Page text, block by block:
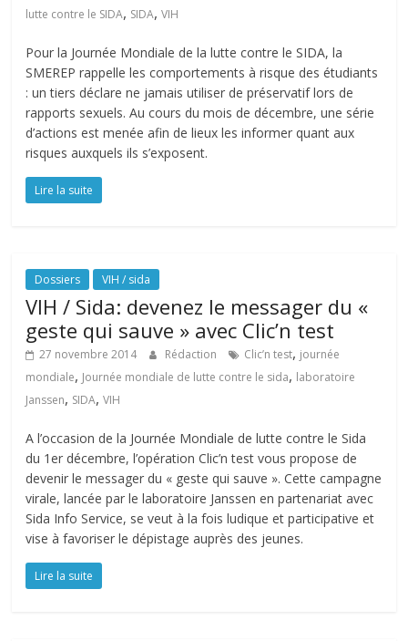
lutte contre le SIDA, SIDA,VIH
Pour la Journée Mondiale de la lutte contre le SIDA, la
SMEREP rappelle les comportements à risque des étudiants
: un tiers déclare ne jamais utiliser de préservatif lors de
rapports sexuels. Au cours du mois de décembre, une série
d’actions est menée afin de lieux les informer quant aux
risques auxquels ils s’exposent.
Lire la suite
Dossiers VIH / sida
VIH / Sida: devenez le messager du «
geste qui sauve » avec Clic’n test
27 novembre 2014 Rédaction Clic’n test, journée
mondiale, Journée mondiale de lutte contre le sida, laboratoire
Janssen, SIDA,VIH
A l’occasion de la Journée Mondiale de lutte contre le Sida
du 1er décembre, l’opération Clic’n test vous propose de
devenir le messager du « geste qui sauve ». Cette campagne
virale, lancée par le laboratoire Janssen en partenariat avec
Sida Info Service, se veut à la fois ludique et participative et
vise à favoriser le dépistage auprès des jeunes.
Lire la suite